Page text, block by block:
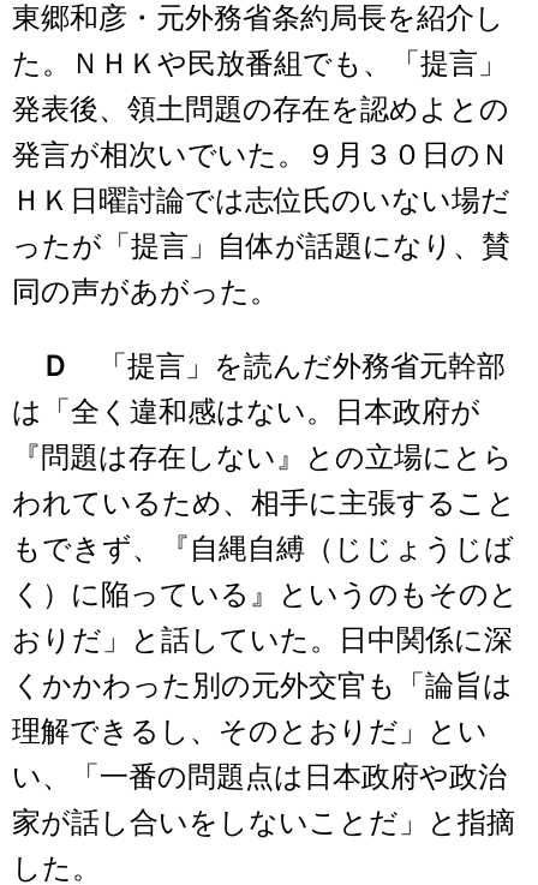
東郷和彦・元外務省条約局長を紹介し
た。ＮＨＫや民放番組でも、「提言」
発表後、領土問題の存在を認めよとの
発言が相次いでいた。９月３０日のＮ
ＨＫ日曜討論では志位氏のいない場だ
ったが「提言」自体が話題になり、賛
同の声があがった。
Ｄ
「提言」を読んだ外務省元幹部
は「全く違和感はない。日本政府が
『問題は存在しない』との立場にとら
われているため、相手に主張すること
もできず、『自縄自縛（じじょうじば
く）に陥っている』というのもそのと
おりだ」と話していた。日中関係に深
くかかわった別の元外交官も「論旨は
理解できるし、そのとおりだ」とい
い、「一番の問題点は日本政府や政治
家が話し合いをしないことだ」と指摘
した。